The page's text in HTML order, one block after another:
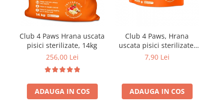
Club 4 Paws Hrana uscata
pisici sterilizate, 14kg
256,00 Lei
ADAUGA IN COS
Club 4 Paws, Hrana
uscata pisici sterilizate,
300g
7,90 Lei
ADAUGA IN COS